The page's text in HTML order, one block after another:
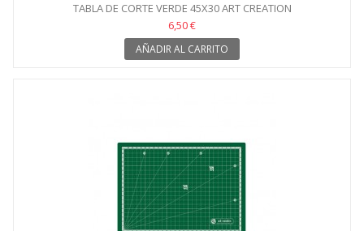
TABLA DE CORTE VERDE 45X30 ART CREATION
6,50 €
AÑADIR AL CARRITO